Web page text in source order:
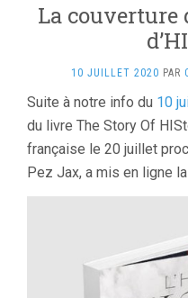
La couverture
10 JUILLET 2020 PAR
Suite à notre info du 10
du livre The Story Of
française le 20 juillet
Pez Jax, a mis en ligne